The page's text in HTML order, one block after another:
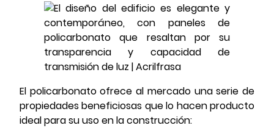
El policarbonato ofrece al mercado una serie de
propiedades beneficiosas que lo hacen producto
ideal para su uso en la construcción: